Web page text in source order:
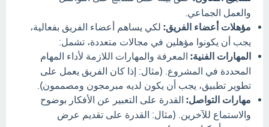
والعمل الجماعي.
مؤهلات أعضاء الفريق: لكي يساهم أعضاء الفريق بفعالية،
يجب أن يكونوا مؤهلين في مجالات متعددة، تشمل:
المهارات الفنية: المعرفة والمهارات اللازمة لأداء المهام
المحددة في المشروع. (مثال: إذا كان الفريق يعمل على
تطوير تطبيق، يجب أن يكون لديه مبرمجون ومصممون).
مهارات التواصل: القدرة على التعبير عن الأفكار بوضوح
والاستماع للآخرين. (مثال: القدرة على تقديم عرض